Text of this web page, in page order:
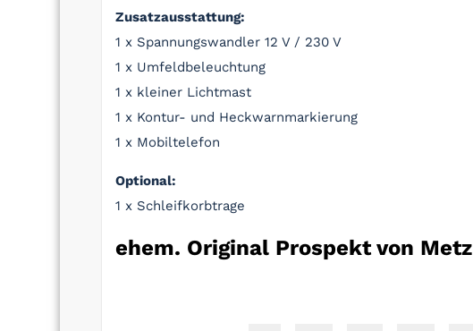
Zusatzausstattung:
1 x Spannungswandler 12 V / 230 V
1 x Umfeldbeleuchtung
1 x kleiner Lichtmast
1 x Kontur- und Heckwarnmarkierung
1 x Mobiltelefon
Optional:
1 x Schleifkorbtrage
ehem. Original Prospekt von Metz